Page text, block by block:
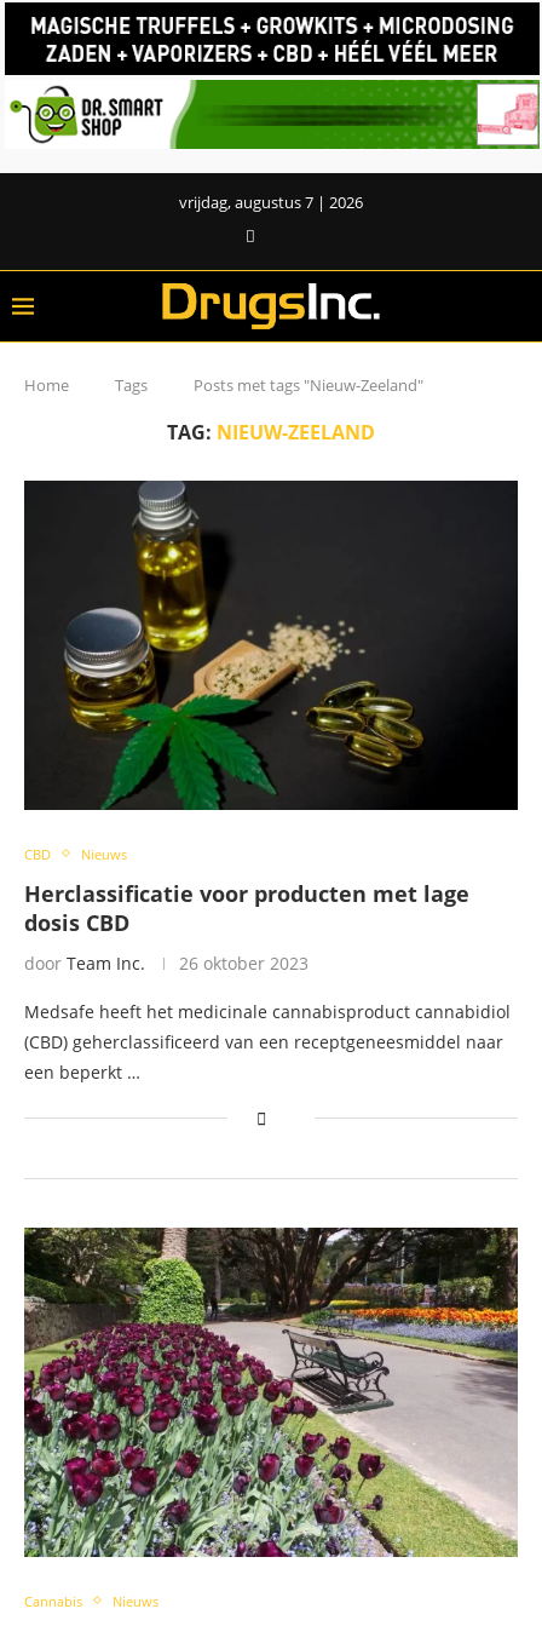
vrijdag, augustus 7 | 2026
Home Tags Posts met tags "Nieuw-Zeeland"
TAG: NIEUW-ZEELAND
CBD Nieuws
Herclassificatie voor producten met lage
dosis CBD
door Team Inc. 26 oktober 2023
Medsafe heeft het medicinale cannabisproduct cannabidiol
(CBD) geherclassificeerd van een receptgeneesmiddel naar
een beperkt …
Cannabis Nieuws